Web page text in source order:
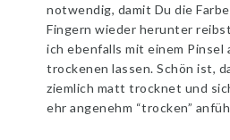
notwendig, damit Du die
Fingern wieder herunter
ich ebenfalls mit einem Pinsel
trockenen lassen. Schön ist,
ziemlich matt trocknet und
ehr angenehm “trocken”